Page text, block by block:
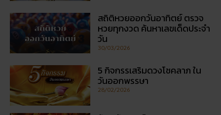
สถิติหวยออกวันอาทิตย์ ตรวจ
หวยทุกงวด ค้นหาเลขเด็ดประจำ
วัน
30/03/2026
5 กิจกรรเสริมดวงโชคลาภ ใน
วันออกพรรษา
28/02/2026